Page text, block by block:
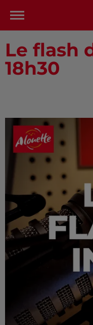
Le flash
18h30